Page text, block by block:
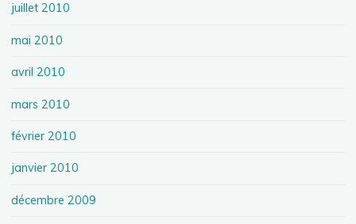
juillet 2010
mai 2010
avril 2010
mars 2010
février 2010
janvier 2010
décembre 2009